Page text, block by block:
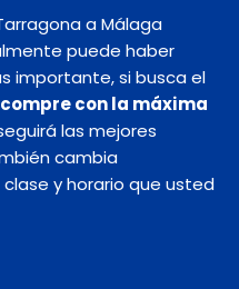
a Málaga
puede haber
importante, si busca el
compre con la máxima
las mejores
cambia
y horario que usted